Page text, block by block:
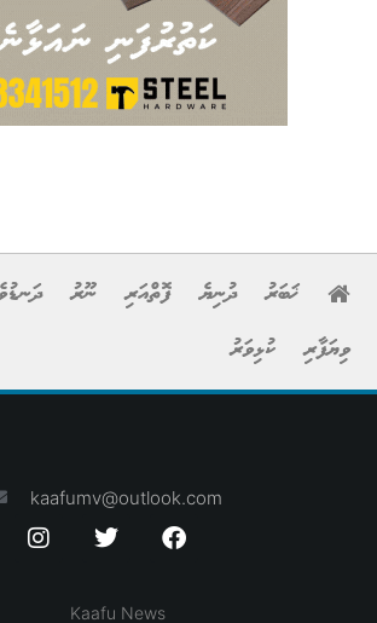
ޚަބަރު ދުނިޔެ ފޮތްއަރި ނޫރު
ވިޔަފާރި
ކުޅިވަރު
kaafumv@outlook.com
Kaafu News